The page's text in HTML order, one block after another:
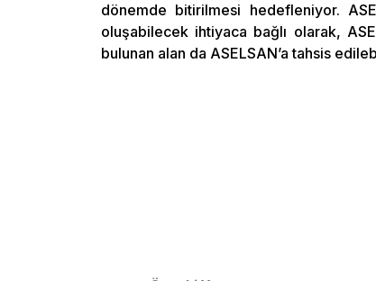
dönemde bitirilmesi hedefleniyor.
oluşabilecek ihtiyaca bağlı olarak,
bulunan alan da ASELSAN’a tahsis